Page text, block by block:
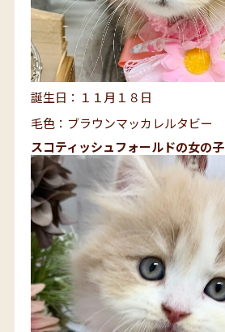
誕生日：１１月１８日
毛色：ブラウンマッカレルタビー
スコティッシュフォールドの女の子